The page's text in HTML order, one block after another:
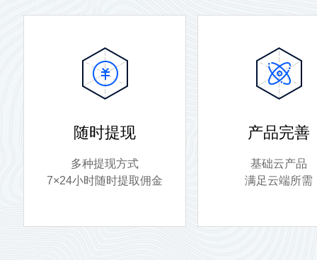
随时提现
多种提现方式
7×24小时随时提取佣金
产品完善
基础云产品
满足云端所需